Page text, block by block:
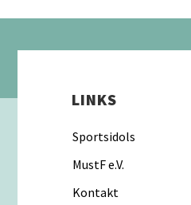
LINKS
Sportsidols
MustF e.V.
Kontakt